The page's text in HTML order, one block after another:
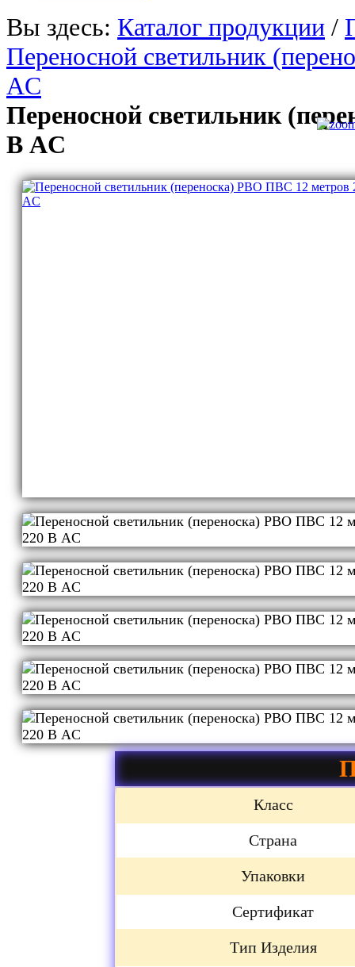
Вы здесь: Каталог продукции /
Переносной светильник
AC
Переносной светильник
В AC
Класс
Страна
Упаковки
Сертификат
Тип Изделия